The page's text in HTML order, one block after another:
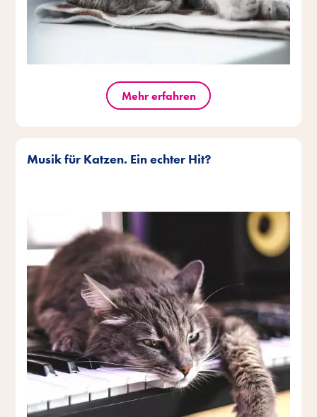
Mehr erfahren
Musik für Katzen. Ein echter Hit?